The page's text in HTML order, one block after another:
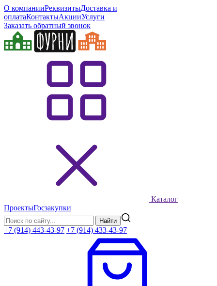
О компанииРеквизитыДоставка и
оплатаКонтактыАкцииУслуги
Заказать обратный звонок
Каталог
ПроектыГосзакупки
Найти
+7 (914) 443-43-97 +7 (914) 433-43-97